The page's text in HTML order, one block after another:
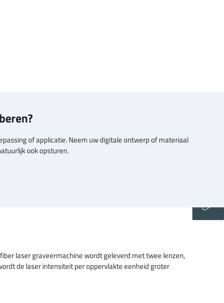
of applicatie. Neem uw digitale ontwerp of materiaal
ook opsturen.
laser graveermachine wordt geleverd met twee lenzen,
de laser intensiteit per oppervlakte eenheid groter